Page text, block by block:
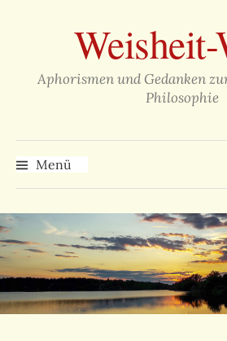
überspringen
Aphorismen und Gedanken
Philosophie
Menü